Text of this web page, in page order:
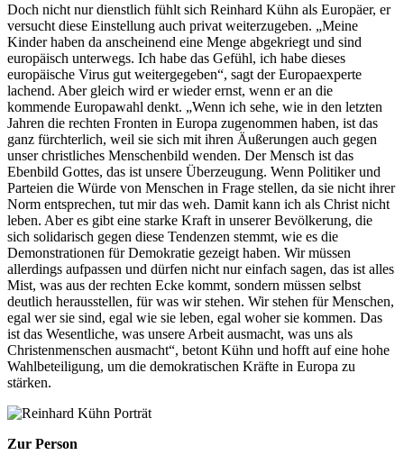
Doch nicht nur dienstlich fühlt sich Reinhard Kühn als Europäer, er
versucht diese Einstellung auch privat weiterzugeben. „Meine
Kinder haben da anscheinend eine Menge abgekriegt und sind
europäisch unterwegs. Ich habe das Gefühl, ich habe dieses
europäische Virus gut weitergegeben“, sagt der Europaexperte
lachend. Aber gleich wird er wieder ernst, wenn er an die
kommende Europawahl denkt. „Wenn ich sehe, wie in den letzten
Jahren die rechten Fronten in Europa zugenommen haben, ist das
ganz fürchterlich, weil sie sich mit ihren Äußerungen auch gegen
unser christliches Menschenbild wenden. Der Mensch ist das
Ebenbild Gottes, das ist unsere Überzeugung. Wenn Politiker und
Parteien die Würde von Menschen in Frage stellen, da sie nicht ihrer
Norm entsprechen, tut mir das weh. Damit kann ich als Christ nicht
leben. Aber es gibt eine starke Kraft in unserer Bevölkerung, die
sich solidarisch gegen diese Tendenzen stemmt, wie es die
Demonstrationen für Demokratie gezeigt haben. Wir müssen
allerdings aufpassen und dürfen nicht nur einfach sagen, das ist alles
Mist, was aus der rechten Ecke kommt, sondern müssen selbst
deutlich herausstellen, für was wir stehen. Wir stehen für Menschen,
egal wer sie sind, egal wie sie leben, egal woher sie kommen. Das
ist das Wesentliche, was unsere Arbeit ausmacht, was uns als
Christenmenschen ausmacht“, betont Kühn und hofft auf eine hohe
Wahlbeteiligung, um die demokratischen Kräfte in Europa zu
stärken.
Zur Person